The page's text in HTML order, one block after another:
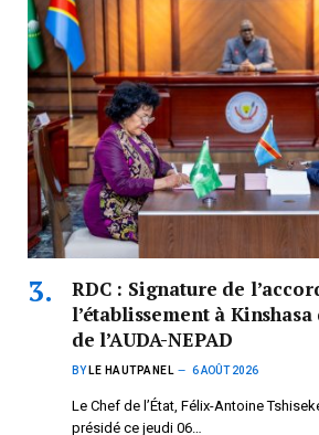
RDC : Signature de
l’établissement à
de l’AUDA-NEPAD
BY LE HAUTPANEL 6 AOÛT 2026
Le Chef de l’État, Félix-Antoine
présidé ce jeudi 06…